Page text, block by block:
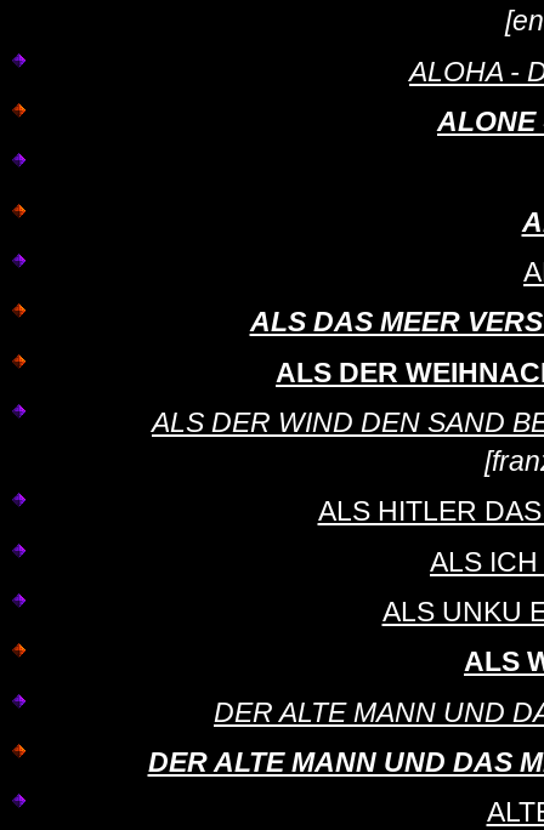
ALOHA -
ALS DAS MEER
ALS DER
ALS DER WIND DEN SAND
ALS HITLER
ALS
ALS UNKU
ALS
DER ALTE MANN UND
DER ALTE MANN UND DAS